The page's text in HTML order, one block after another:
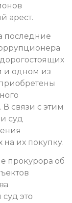
арест.
последние
и одном из
В связи с этим
суд
их покупку.
прокурора об
это